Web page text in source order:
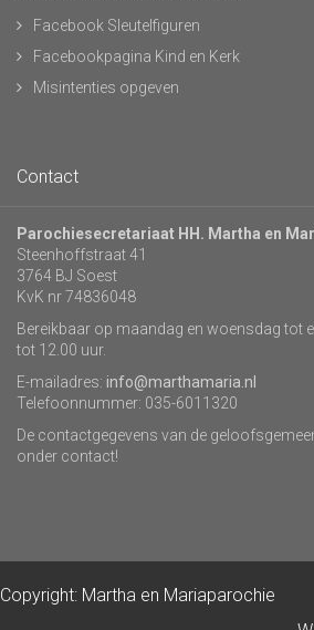
Facebook Sleutelfiguren
Facebookpagina Kind en Kerk
Misintenties opgeven
Contact
Parochiesecretariaat HH. Martha en
Steenhoffstraat 41
3764 BJ Soest
KvK nr 74836048
Bereikbaar op maandag en woensdag tot
tot 12.00 uur.
E-mailadres: info@marthamaria.nl
Telefoonnummer: 035-6011320
De contactgegevens van de
onder contact!
Copyright: Martha en Mariaparochie